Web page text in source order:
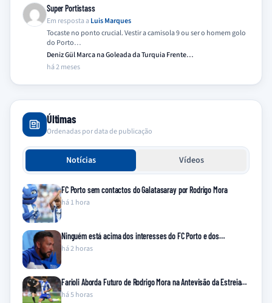
Super Portistass
Em resposta a Luis Marques
Tocaste no ponto crucial. Vestir a camisola 9 ou ser o homem golo
do Porto…
Deniz Gül Marca na Goleada da Turquia Frente…
há 2 meses
Últimas
Ordenadas por data de publicação
Notícias Vídeos
FC Porto sem contactos do Galatasaray por Rodrigo Mora
há 1 hora
Ninguém está acima dos interesses do FC Porto e dos…
há 2 horas
Farioli Aborda Futuro de Rodrigo Mora na Antevisão da Estreia…
há 5 horas